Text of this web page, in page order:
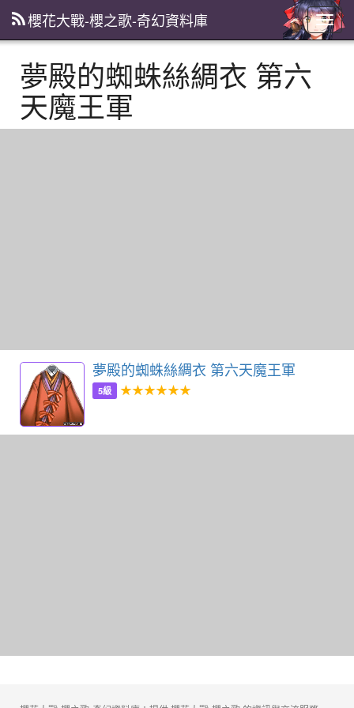
主
選
櫻花大戰-櫻之歌-奇幻資料庫
夢殿的蜘蛛絲綢衣 第六
天魔王軍
夢殿的蜘蛛絲綢衣 第六天魔王軍
5級 ★★★★★★